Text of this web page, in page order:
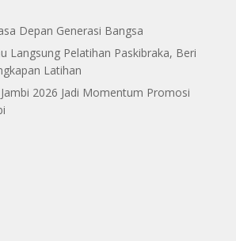
Depan Generasi Bangsa
Langsung Pelatihan Paskibraka, Beri
Latihan
2026 Jadi Momentum Promosi